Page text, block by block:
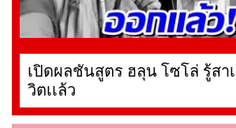
เปิดผลชันสูตร ฮลุน โซโล่ รู้สา
วิตเเล้ว